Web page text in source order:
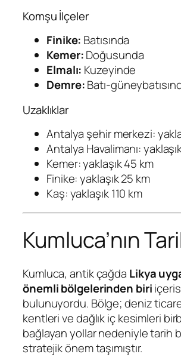
Komşu İlçeler
Finike: Batısında
Kemer:Doğusunda
Elmalı: Kuzeyinde
Demre:Batı-
Uzaklıklar
Antalya şehir merkezi:
Antalya Havalimanı:
Kemer: yaklaşık 45 km
Finike: yaklaşık 25 km
Kaş: yaklaşık 110 km
Kumluca’nın
Kumluca, antik çağda Likya
önemli bölgelerinden biri
bulunuyordu. Bölge; deniz
kentleri ve dağlık iç kesimleri
bağlayan yollar nedeniyle tarih
stratejik önem taşımıştır.